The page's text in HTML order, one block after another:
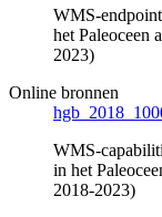
WMS-
het Paleoceen
2023)
Online bronnen
WMS-
in het
2018-2023)